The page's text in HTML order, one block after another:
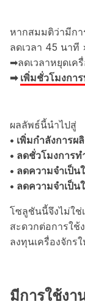
หากสมมติว่ามีกา
ลดเวลา 45 นาที
➡ลดเวลาหยุดเค
➡ เพิ่มชั่วโมงกา
ผลลัพธ์นี้นำไปสู่
• เพิ่มกำลังการผ
• ลดชั่วโมงการท
• ลดความจำเป็น
• ลดความจำเป็
โซลูชันนี้จึงไม่ใช่
สะดวกต่อการใช้
ลงทุนเครื่องจักร
มีการใช้งา